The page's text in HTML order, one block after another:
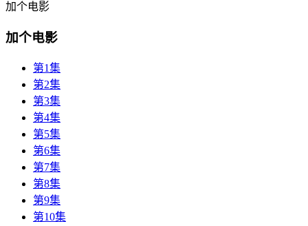
加个电影
加个电影
第1集
第2集
第3集
第4集
第5集
第6集
第7集
第8集
第9集
第10集